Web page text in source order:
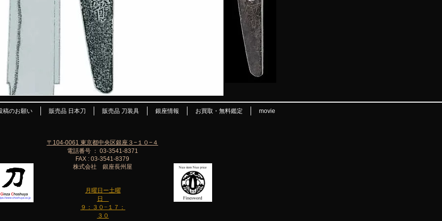
稿のお願い 販売品 日本刀 販売品 刀装具 銀座情報 お買取・無料鑑定 movie
月曜日ー土曜
日
９：３０−１７：
３０
〒104-0061 東京都中央区銀座３−１０−４
電話番号 ： 03-3541-8371
FAX : 03-3541-8379
株式会社 銀座長州屋